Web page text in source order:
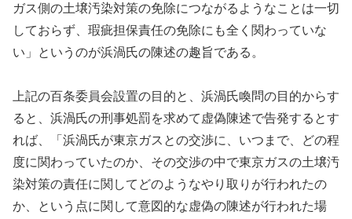
ガス側の土壌汚染対策の免除につながるようなことは一切
しておらず、瑕疵担保責任の免除にも全く関わっていな
い」というのが浜渦氏の陳述の趣旨である。
上記の百条委員会設置の目的と、浜渦氏喚問の目的からす
ると、浜渦氏の刑事処罰を求めて虚偽陳述で告発するとす
れば、「浜渦氏が東京ガスとの交渉に、いつまで、どの程
度に関わっていたのか、その交渉の中で東京ガスの土壌汚
染対策の責任に関してどのようなやり取りが行われたの
か、という点に関して意図的な虚偽の陳述が行われた場